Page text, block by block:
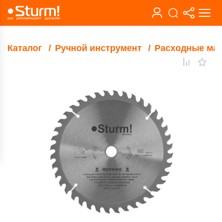
Каталог Ручной инструмент Расходные